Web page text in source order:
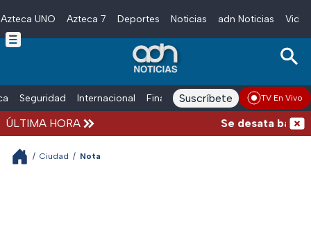
Skip to main content
Azteca UNO Azteca 7 Deportes Noticias adn Noticias
Seguridad Internacional Finanzas adn Noticias Radio
Suscríbete TV En Vivo
ÚLTIMA HORA Se desata
/ Ciudad / Nota